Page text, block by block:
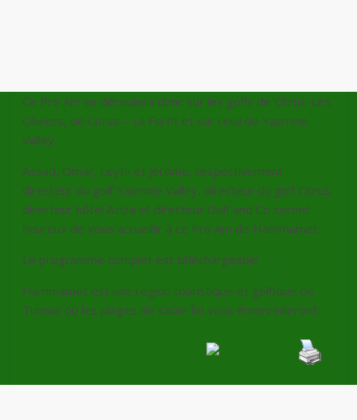
Ce Pro Am se déroulera donc sur les golfs de Citrus-Les
Oliviers, de Citrus – La Forêt et sur celui de Yasmine
Valley.
Assad, Omar, Leyth et Jérôme, respectivement
directeur du golf Yasmine Valley, directeur du golf Citrus,
directeur hôtel Aziza et directeur Golf and Co seront
heureux de vous accueillir à ce Pro Am de Hammamet.
Le programme complet est téléchargeable
.
Hammamet est une région touristique et golfique de
Tunisie où les plages de sable fin vous émerveilleront.